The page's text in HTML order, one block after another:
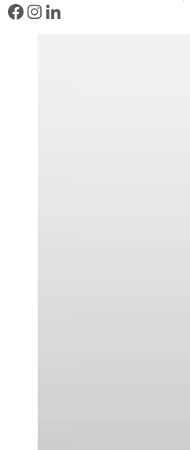
Voir le facebook de OnOff
Voir lecompte instagram
Voir le linked in de OnOff